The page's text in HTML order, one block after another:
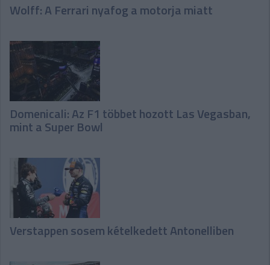
Wolff: A Ferrari nyafog a motorja miatt
Domenicali: Az F1 többet hozott Las Vegasban,
mint a Super Bowl
Verstappen sosem kételkedett Antonelliben